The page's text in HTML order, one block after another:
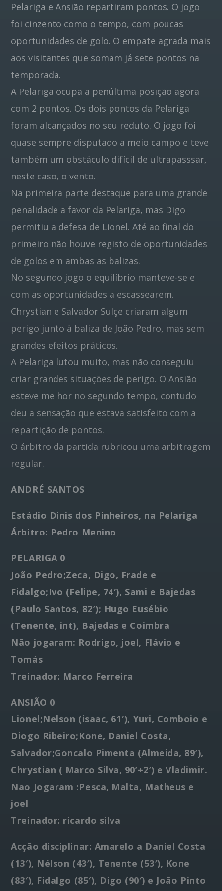
Pinterest
Pelariga e Ansião repartiram pontos. O jogo
foi cinzento como o tempo, com poucas
oportunidades de golo. O empate agrada mais
aos visitantes que somam já sete pontos na
temporada.
A Pelariga ocupa a penúltima posição agora
com 2 pontos. Os dois pontos da Pelariga
foram alcançados no seu reduto. O jogo foi
quase sempre disputado a meio campo e teve
também um obstáculo difícil de ultrapasssar,
neste caso, o vento.
Na primeira parte destaque para uma grande
penalidade a favor da Pelariga, mas Digo
permitiu a defesa de Lionel. Até ao final do
primeiro não houve registo de oportunidades
de golos em ambas as balizas.
No segundo jogo o equilíbrio manteve-se e
com as oportunidades a escassearem.
Chrystian e Salvador Sulçe criaram algum
perigo junto à baliza de João Pedro, mas sem
grandes efeitos práticos.
A Pelariga lutou muito, mas não conseguiu
criar grandes situações de perigo. O Ansião
esteve melhor no segundo tempo, contudo
deu a sensação que estava satisfeito com a
repartição de pontos.
O árbitro da partida rubricou uma arbitragem
regular.
ANDRÉ SANTOS
Estádio Dinis dos Pinheiros, na Pelariga
Árbitro: Pedro Menino
PELARIGA 0
João Pedro;Zeca, Digo, Frade e
Fidalgo;Ivo (Felipe, 74′), Sami e Bajedas
(Paulo Santos, 82′); Hugo Eusébio
(Tenente, int), Bajedas e Coimbra
Não jogaram: Rodrigo, joel, Flávio e
Tomás
Treinador: Marco Ferreira
ANSIÃO 0
Lionel;Nelson (isaac, 61′), Yuri, Comboio e
Diogo Ribeiro;Kone, Daniel Costa,
Salvador;Goncalo Pimenta (Almeida, 89′),
Chrystian ( Marco Silva, 90’+2′) e Vladimir.
Nao Jogaram :Pesca, Malta, Matheus e
joel
Treinador: ricardo silva
Acção disciplinar: Amarelo a Daniel Costa
(13′), Nélson (43′), Tenente (53′), Kone
(83′), Fidalgo (85′), Digo (90′) e João Pinto